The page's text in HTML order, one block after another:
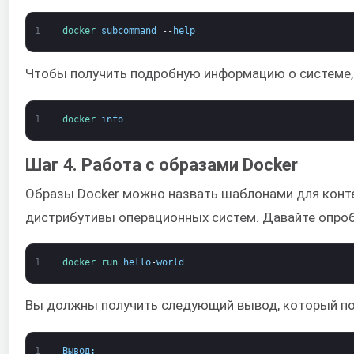
1 docker subcommand -- help
Чтобы получить подробную информацию о системе,
1 docker info
Шаг 4. Работа с образами Docker
Образы Docker можно назвать шаблонами для
дистрибутивы операционных систем. Давайте
1 docker run hello-world
Вы должны получить следующий вывод, который
1
Вывод :